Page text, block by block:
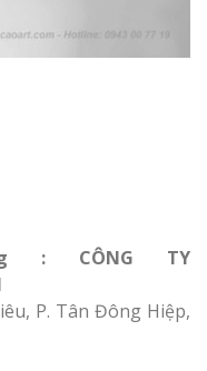
: CÔNG TY
P. Tân Đông Hiệp,